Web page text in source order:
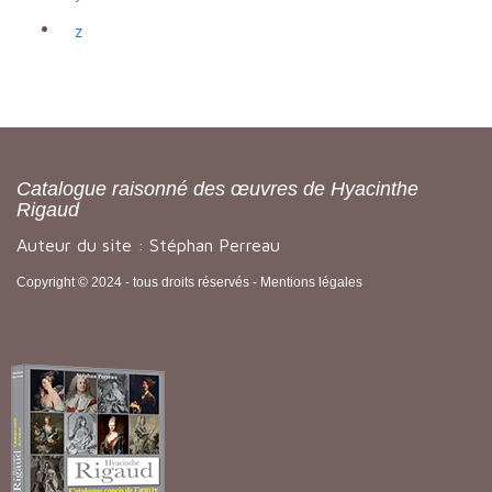
z
Catalogue raisonné des œuvres de Hyacinthe
Rigaud
Auteur du site : Stéphan Perreau
Copyright © 2024 - tous droits réservés - Mentions légales